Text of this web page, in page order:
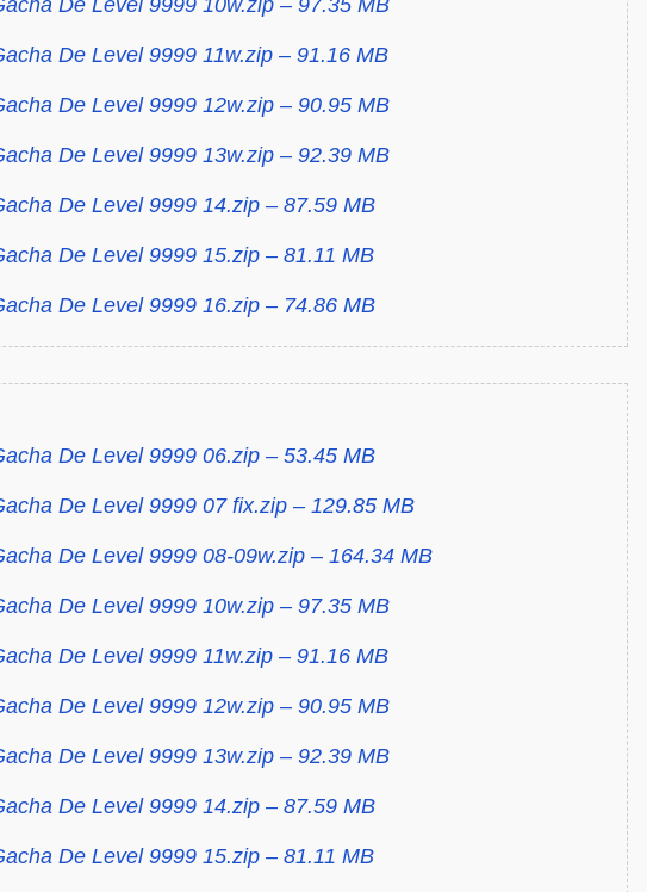
De Level 9999 11w.zip – 91.16 MB
De Level 9999 12w.zip – 90.95 MB
De Level 9999 13w.zip – 92.39 MB
De Level 9999 14.zip – 87.59 MB
De Level 9999 15.zip – 81.11 MB
De Level 9999 16.zip – 74.86 MB
De Level 9999 06.zip – 53.45 MB
De Level 9999 07 fix.zip – 129.85 MB
De Level 9999 08-09w.zip – 164.34 MB
De Level 9999 10w.zip – 97.35 MB
De Level 9999 11w.zip – 91.16 MB
De Level 9999 12w.zip – 90.95 MB
De Level 9999 13w.zip – 92.39 MB
De Level 9999 14.zip – 87.59 MB
De Level 9999 15.zip – 81.11 MB